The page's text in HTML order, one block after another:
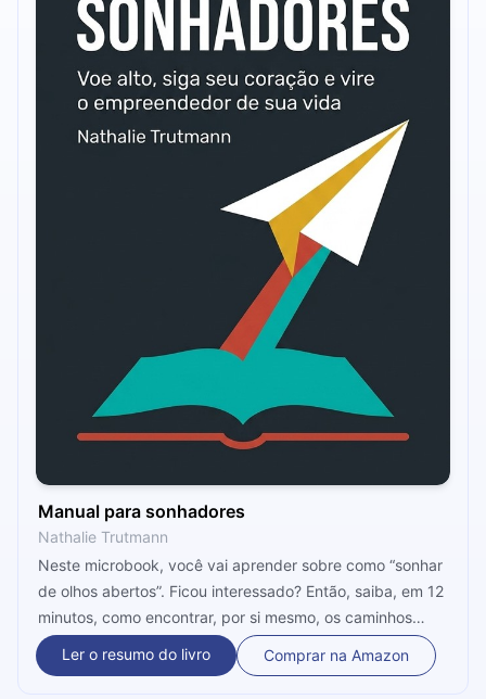
Manual para sonhadores
Nathalie Trutmann
Neste microbook, você vai aprender sobre como “sonhar
de olhos abertos”. Ficou interessado? Então, saiba, em 12
minutos, como encontrar, por si mesmo, os caminhos
necessários para o sucesso e a autorrealização.
Ler o resumo do livro Comprar na Amazon